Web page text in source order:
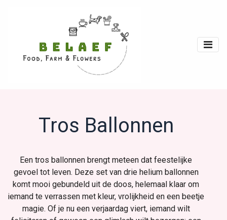
Tros Ballonnen
Een tros ballonnen brengt meteen dat feestelijke
gevoel tot leven. Deze set van drie helium ballonnen
komt mooi gebundeld uit de doos, helemaal klaar om
iemand te verrassen met kleur, vrolijkheid en een beetje
magie. Of je nu een verjaardag viert, iemand wilt